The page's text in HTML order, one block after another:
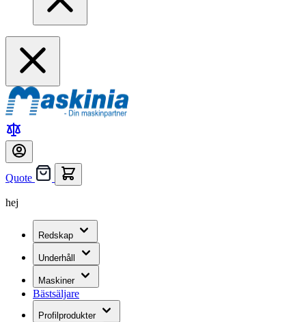
Quote
hej
Redskap
Underhåll
Maskiner
Bästsäljare
Profilprodukter